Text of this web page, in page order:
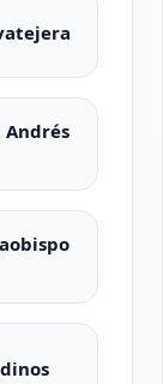
Andrés